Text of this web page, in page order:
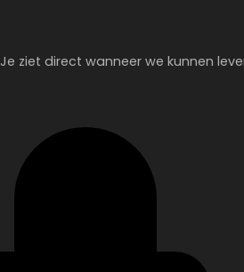
Je ziet direct wanneer we kunnen